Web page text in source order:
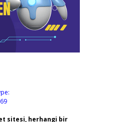
sitesi, herhangi bir